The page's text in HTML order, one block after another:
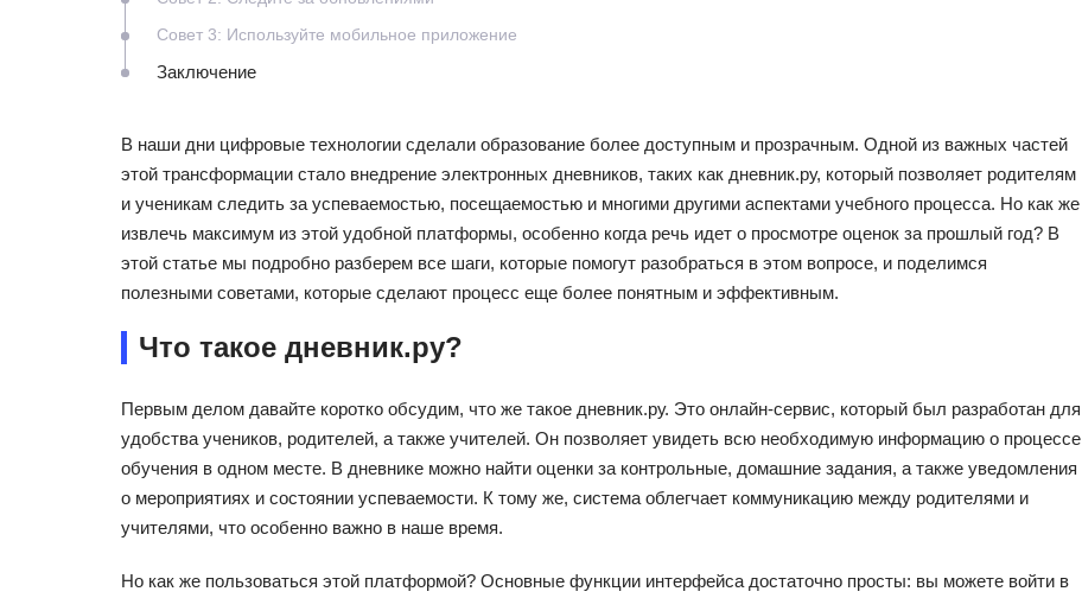
Совет 3: Используйте мобильное приложение
Заключение
В наши дни цифровые технологии сделали образование более доступным и прозрачным. Одной из важных частей
этой трансформации стало внедрение электронных дневников, таких как дневник.ру, который позволяет родителям
и ученикам следить за успеваемостью, посещаемостью и многими другими аспектами учебного процесса. Но как же
извлечь максимум из этой удобной платформы, особенно когда речь идет о просмотре оценок за прошлый год? В
этой статье мы подробно разберем все шаги, которые помогут разобраться в этом вопросе, и поделимся
полезными советами, которые сделают процесс еще более понятным и эффективным.
Что такое дневник.ру?
Первым делом давайте коротко обсудим, что же такое дневник.ру. Это онлайн-сервис, который был разработан для
удобства учеников, родителей, а также учителей. Он позволяет увидеть всю необходимую информацию о процессе
обучения в одном месте. В дневнике можно найти оценки за контрольные, домашние задания, а также уведомления
о мероприятиях и состоянии успеваемости. К тому же, система облегчает коммуникацию между родителями и
учителями, что особенно важно в наше время.
Но как же пользоваться этой платформой? Основные функции интерфейса достаточно просты: вы можете войти в